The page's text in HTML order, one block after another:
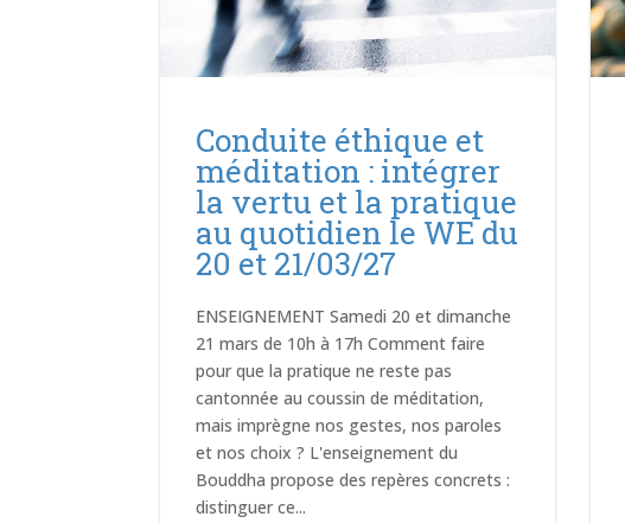
Conduite éthique et
méditation : intégrer
la vertu et la pratique
au quotidien le WE du
20 et 21/03/27
ENSEIGNEMENT Samedi 20 et dimanche
21 mars de 10h à 17h Comment faire
pour que la pratique ne reste pas
cantonnée au coussin de méditation,
mais imprègne nos gestes, nos paroles
et nos choix ? L'enseignement du
Bouddha propose des repères concrets :
distinguer ce...